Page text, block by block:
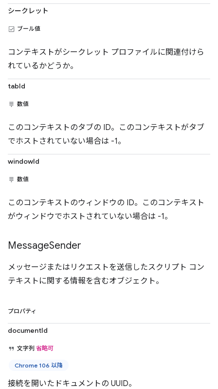
シークレット
ブール値
コンテキストがシークレット プロファイルに関連付けら
れているかどうか。
tabId
数値
このコンテキストのタブの ID。このコンテキストがタブ
でホストされていない場合は -1。
windowId
数値
このコンテキストのウィンドウの ID。このコンテキスト
がウィンドウでホストされていない場合は -1。
MessageSender
メッセージまたはリクエストを送信したスクリプト コン
テキストに関する情報を含むオブジェクト。
プロパティ
documentId
文字列 省略可
Chrome 106 以降
接続を開いたドキュメントの UUID。